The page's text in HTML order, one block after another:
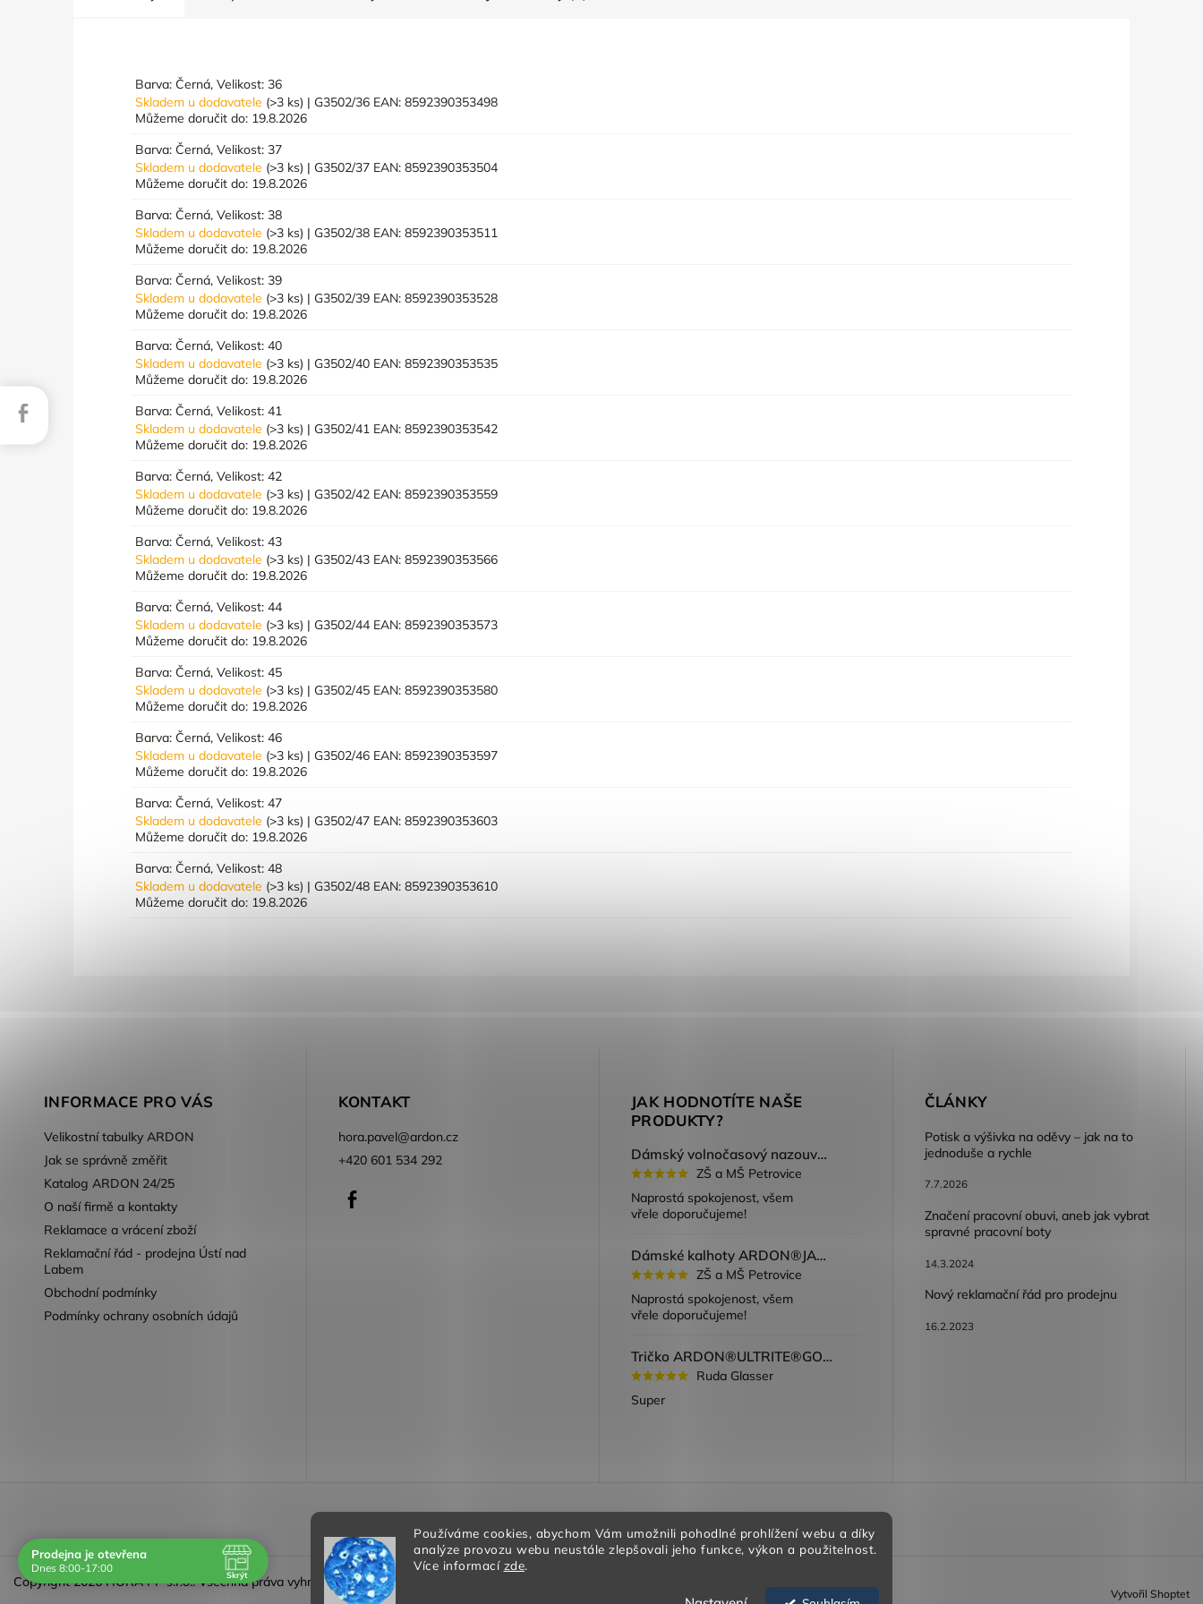
Používáme cookies, abychom Vám umožnili pohodlné prohlížení webu a díky
analýze provozu webu neustále zlepšovali jeho funkce, výkon a použitelnost.
Více informací zde.
Barva: Černá, Velikost: 36
Skladem u dodavatele (>3 ks) | G3502/36 EAN: 8592390353498
Můžeme doručit do: 19.8.2026
Barva: Černá, Velikost: 37
Skladem u dodavatele (>3 ks) | G3502/37 EAN: 8592390353504
Můžeme doručit do: 19.8.2026
Barva: Černá, Velikost: 38
Skladem u dodavatele (>3 ks) | G3502/38 EAN: 8592390353511
Můžeme doručit do: 19.8.2026
Barva: Černá, Velikost: 39
Skladem u dodavatele (>3 ks) | G3502/39 EAN: 8592390353528
Můžeme doručit do: 19.8.2026
Barva: Černá, Velikost: 40
Skladem u dodavatele (>3 ks) | G3502/40 EAN: 8592390353535
Můžeme doručit do: 19.8.2026
Barva: Černá, Velikost: 41
Skladem u dodavatele (>3 ks) | G3502/41 EAN: 8592390353542
Můžeme doručit do: 19.8.2026
Barva: Černá, Velikost: 42
Skladem u dodavatele (>3 ks) | G3502/42 EAN: 8592390353559
Můžeme doručit do: 19.8.2026
Barva: Černá, Velikost: 43
Skladem u dodavatele (>3 ks) | G3502/43 EAN: 8592390353566
Můžeme doručit do: 19.8.2026
Barva: Černá, Velikost: 44
Skladem u dodavatele (>3 ks) | G3502/44 EAN: 8592390353573
Můžeme doručit do: 19.8.2026
Barva: Černá, Velikost: 45
Skladem u dodavatele (>3 ks) | G3502/45 EAN: 8592390353580
Můžeme doručit do: 19.8.2026
Barva: Černá, Velikost: 46
Skladem u dodavatele (>3 ks) | G3502/46 EAN: 8592390353597
Můžeme doručit do: 19.8.2026
Barva: Černá, Velikost: 47
Skladem u dodavatele (>3 ks) | G3502/47 EAN: 8592390353603
Můžeme doručit do: 19.8.2026
Barva: Černá, Velikost: 48
Skladem u dodavatele (>3 ks) | G3502/48 EAN: 8592390353610
Můžeme doručit do: 19.8.2026
INFORMACE PRO VÁS
Velikostní tabulky ARDON
Jak se správně změřit
Katalog ARDON 24/25
O naší firmě a kontakty
Reklamace a vrácení zboží
Reklamační řád - prodejna Ústí nad
Labem
Obchodní podmínky
Podmínky ochrany osobních údajů
KONTAKT
hora.pavel@ardon.cz
+420 601 534 292
JAK HODNOTÍTE NAŠE
PRODUKTY?
Dámský volnočasový nazouvák ARDON®JUNO - růžová
ZŠ a MŠ Petrovice
Naprostá spokojenost, všem
vřele doporučujeme!
Dámské kalhoty ARDON®JASVENA šedá
ZŠ a MŠ Petrovice
Naprostá spokojenost, všem
vřele doporučujeme!
Tričko ARDON®ULTRITE®GO! dámské růžová
Ruda Glasser
Super
ČLÁNKY
Potisk a výšivka na oděvy – jak na to
jednoduše a rychle
7.7.2026
Značení pracovní obuvi, aneb jak vybrat
spravné pracovní boty
14.3.2024
Nový reklamační řád pro prodejnu
16.2.2023
Vytvořil Shoptet
Copyright 2026HORA PP s.r.o.. Všechna práva vyhrazena.
Prodejna je otevřena
Dnes 8:00-17:00
Skrýt